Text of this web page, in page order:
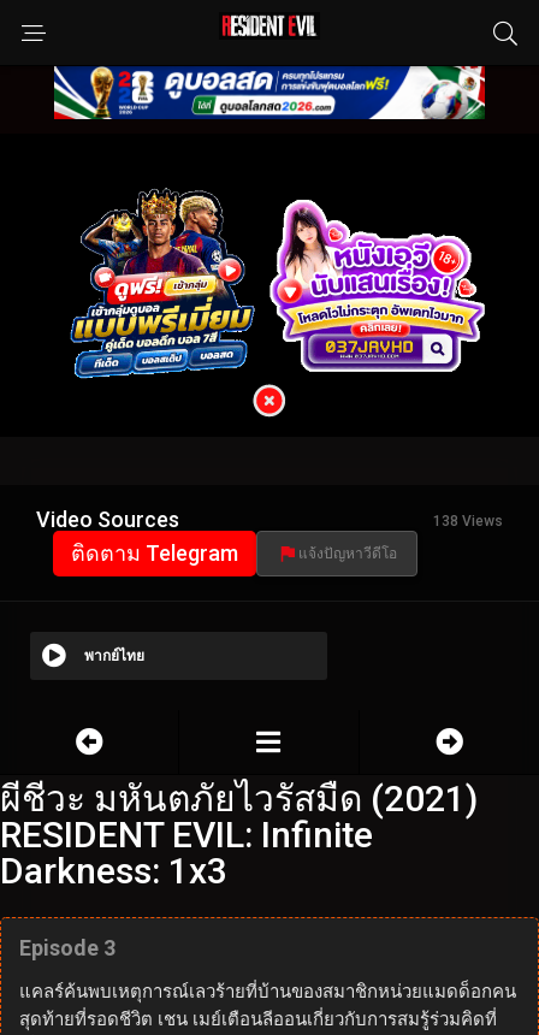
Video Sources 138 Views
ติดตาม Telegram แจ้งปัญหาวีดีโอ
พากย์ไทย
ผีชีวะ มหันตภัยไวรัสมืด (2021)
RESIDENT EVIL: Infinite
Darkness: 1x3
Episode 3
แคลร์ค้นพบเหตุการณ์เลวร้ายที่บ้านของสมาชิกหน่วยแมดด็อกคน
สุดท้ายที่รอดชีวิต เชน เมย์เตือนลีออนเกี่ยวกับการสมรู้ร่วมคิดที่